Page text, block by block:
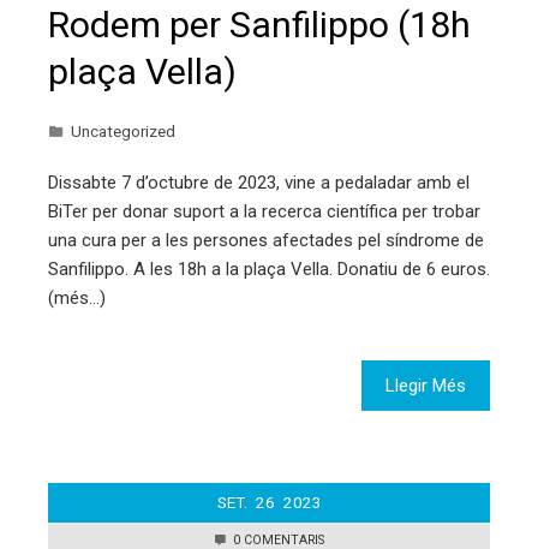
Rodem per Sanfilippo (18h
plaça Vella)
Uncategorized
Dissabte 7 d’octubre de 2023, vine a pedaladar amb el
BiTer per donar suport a la recerca científica per trobar
una cura per a les persones afectades pel síndrome de
Sanfilippo. A les 18h a la plaça Vella. Donatiu de 6 euros.
(més…)
Llegir Més
SET. 26 2023
0 COMENTARIS